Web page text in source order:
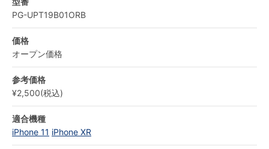
PG-UPT19B01ORB
価格
オープン価格
参考価格
¥2,500(税込)
適合機種
iPhone 11 iPhone XR